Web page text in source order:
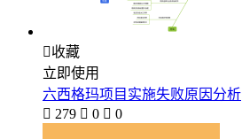
收藏
立即使用
六西格玛项目实施失败原因分析
 279  0  0